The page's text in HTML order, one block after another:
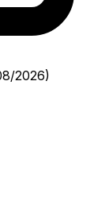
2026)